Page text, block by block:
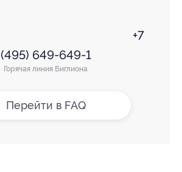
+7
(495) 649-649-1
Горячая линия Биглиона
Перейти в FAQ